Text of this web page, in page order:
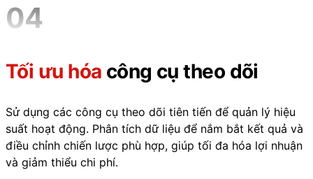
04
Tối ưu hóa công cụ theo dõi
Sử dụng các công cụ theo dõi tiên tiến để quản lý hiệu
suất hoạt động. Phân tích dữ liệu để nắm bắt kết quả và
điều chỉnh chiến lược phù hợp, giúp tối đa hóa lợi nhuận
và giảm thiểu chi phí.